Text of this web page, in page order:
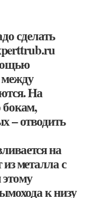
сделать
На
бокам,
– отводить
на
металла с
к низу